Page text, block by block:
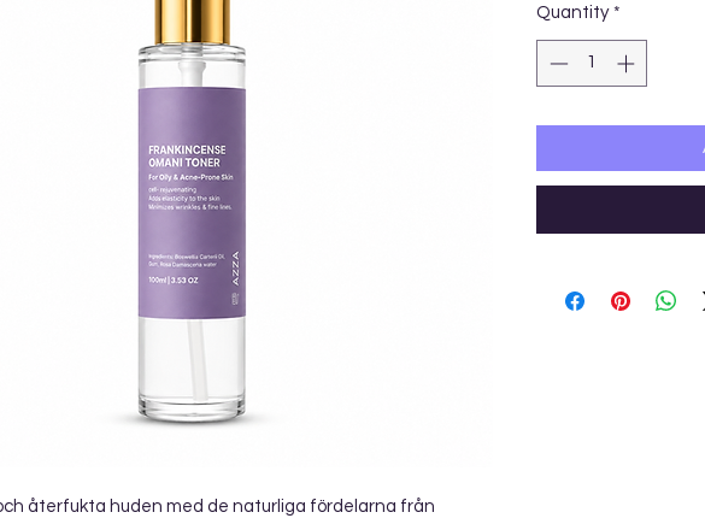
återfukta huden med de naturliga fördelarna från
Quantity *